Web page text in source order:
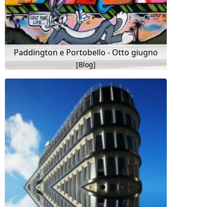
Paddington e Portobello - Otto giugno
[Blog]